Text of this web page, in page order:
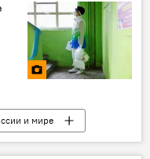
и мире